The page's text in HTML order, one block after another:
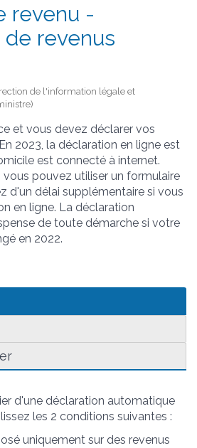
revenu -
de revenus
de l'information légale et
et vous devez déclarer vos
2023, la déclaration en ligne est
est connecté à internet.
vous pouvez utiliser un formulaire
d'un délai supplémentaire si vous
en ligne. La déclaration
de toute démarche si votre
en 2022.
d'une déclaration automatique
les 2 conditions suivantes :
uniquement sur des revenus